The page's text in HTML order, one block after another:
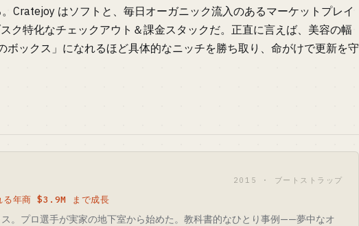
Cratejoy はソフトと、毎日オーガニック流入のあるマーケットプレイ
ク特化なチェックアウト＆課金スタックだ。正直に言えば、美容の幅
ックス」になれるほど具体的なニッチを勝ち取り、命がけで更新を守
2015 · ブートストラップ
る年商 $3.9M まで成長
。プロ選手が実家の地下室から始めた。教科書的なひとり事例——夢中なオ